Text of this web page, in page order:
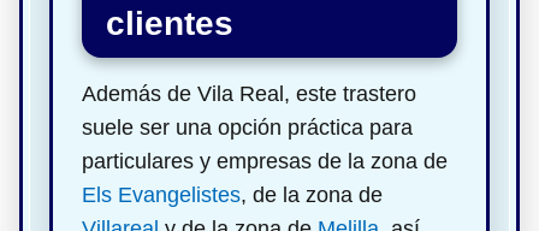
clientes
Además de Vila Real, este trastero
suele ser una opción práctica para
particulares y empresas de la zona de
Els Evangelistes, de la zona de